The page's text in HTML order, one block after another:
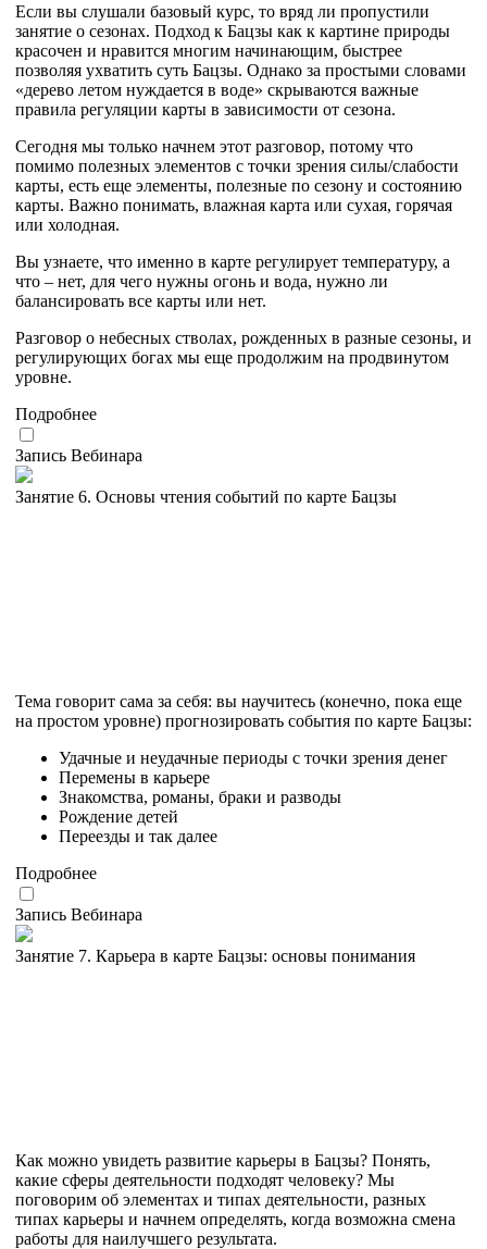
Если вы слушали базовый курс, то вряд ли пропустили
занятие о сезонах. Подход к Бацзы как к картине природы
красочен и нравится многим начинающим, быстрее
позволяя ухватить суть Бацзы. Однако за простыми словами
«дерево летом нуждается в воде» скрываются важные
правила регуляции карты в зависимости от сезона.
Сегодня мы только начнем этот разговор, потому что
помимо полезных элементов с точки зрения силы/слабости
карты, есть еще элементы, полезные по сезону и состоянию
карты. Важно понимать, влажная карта или сухая, горячая
или холодная.
Вы узнаете, что именно в карте регулирует температуру, а
что – нет, для чего нужны огонь и вода, нужно ли
балансировать все карты или нет.
Разговор о небесных стволах, рожденных в разные сезоны, и
регулирующих богах мы еще продолжим на продвинутом
уровне.
Подробнее
Запись Вебинара
Занятие 6. Основы чтения событий по карте Бацзы
Тема говорит сама за себя: вы научитесь (конечно, пока еще
на простом уровне) прогнозировать события по карте Бацзы:
Удачные и неудачные периоды с точки зрения денег
Перемены в карьере
Знакомства, романы, браки и разводы
Рождение детей
Переезды и так далее
Подробнее
Запись Вебинара
Занятие 7. Карьера в карте Бацзы: основы понимания
Как можно увидеть развитие карьеры в Бацзы? Понять,
какие сферы деятельности подходят человеку? Мы
поговорим об элементах и типах деятельности, разных
типах карьеры и начнем определять, когда возможна смена
работы для наилучшего результата.